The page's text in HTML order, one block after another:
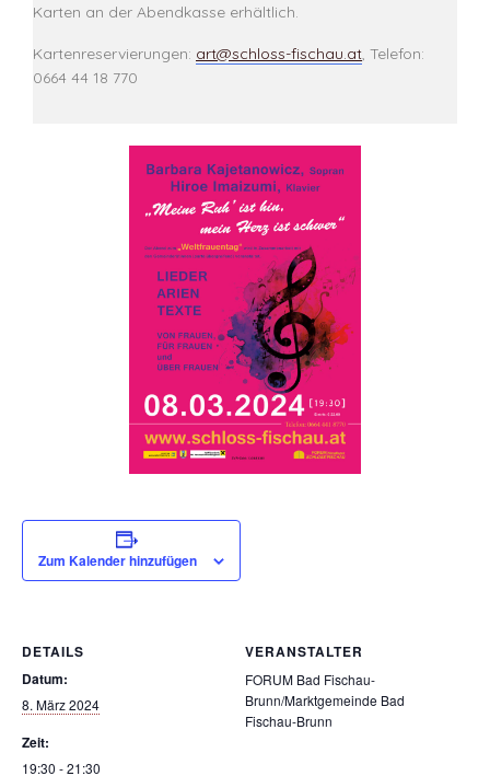
Karten an der Abendkasse erhältlich.
Kartenreservierungen: art@schloss-fischau.at, Telefon:
0664 44 18 770
Zum Kalender hinzufügen
DETAILS
Datum:
8. März 2024
Zeit:
19:30 - 21:30
VERANSTALTER
FORUM Bad Fischau-
Brunn/Marktgemeinde Bad
Fischau-Brunn